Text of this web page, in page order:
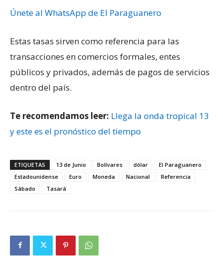
Únete al WhatsApp de El Paraguanero
Estas tasas sirven como referencia para las
transacciones en comercios formales, entes
públicos y privados, además de pagos de servicios
dentro del país.
Te recomendamos leer: Llega la onda tropical 13
y este es el pronóstico del tiempo
ETIQUETAS 13 de Junio Bolívares dólar
El Paraguanero
Estadounidense
Euro Moneda Nacional
Referencia
Sábado
Tasará